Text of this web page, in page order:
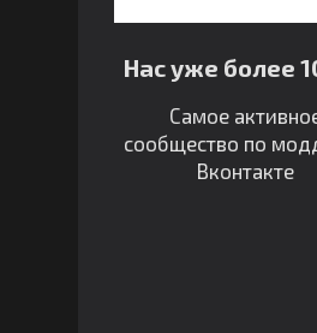
Нас уже более
Самое
сообщество по
Вконтакте